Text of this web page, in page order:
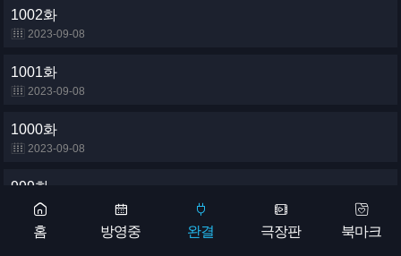
1002화
2023-09-08
1001화
2023-09-08
1000화
2023-09-08
999화
2023-09-08
998화
홈 방영중 완결 극장판 북마크